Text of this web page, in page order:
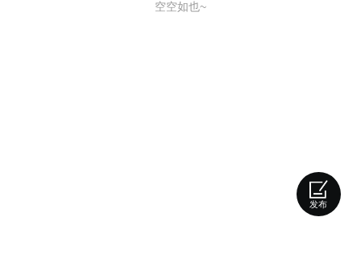
空空如也~
发布